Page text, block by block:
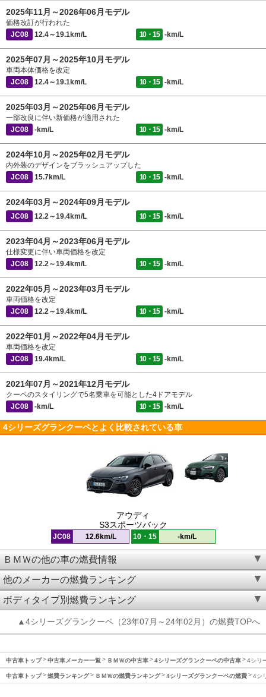
2025年11月～2026年06月モデル
価格改訂が行われた
JC08
12.4～19.1km/L 10・15 -km/L
2025年07月～2025年10月モデル
車両本体価格を改定
JC08
12.4～19.1km/L 10・15 -km/L
2025年03月～2025年06月モデル
一部改良に伴い新価格が適用された
JC08
-km/L 10・15 -km/L
2024年10月～2025年02月モデル
内外装のデザインをブラッシュアップした
JC08
15.7km/L 10・15 -km/L
2024年03月～2024年09月モデル
JC08 12.2～19.4km/L 10・15 -km/L
2023年04月～2023年06月モデル
仕様変更に伴い車両価格を改定
JC08
12.2～19.4km/L 10・15 -km/L
2022年05月～2023年03月モデル
車両価格を改定
JC08
12.2～19.4km/L 10・15 -km/L
2022年01月～2022年04月モデル
車両価格を改定
JC08
19.4km/L 10・15 -km/L
2021年07月～2021年12月モデル
クーペのスタイリングで5名乗車を可能とした4ドアモデル
JC08
-km/L 10・15 -km/L
4シリーズグランクーペとよく比較されている車
アウディ
S3スポーツバック
JC08 12.6km/L 10・15 -km/L
ＢＭＷの他の車の燃費情報
他のメーカーの燃費ランキング
ボディタイプ別燃費ランキング
▲4シリーズグランクーペ（23年07月～24年02月）の燃費TOPへ
中古車トップ 中古車メーカー一覧 ＢＭＷの中古車 4シリーズグランクーペの中古車 4シリ
中古車トップ 燃費ランキング ＢＭＷの燃費ランキング 4シリーズグランクーペの燃費 4シ